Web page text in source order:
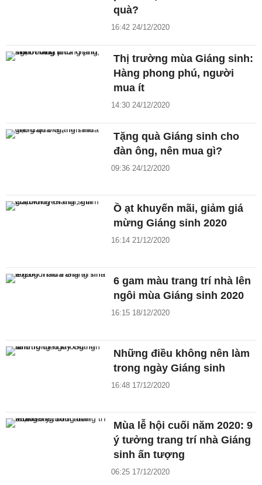
quà?
16:42 24/12/2020
Thị trường mùa Giáng sinh:
Hàng phong phú, người
mua ít
14:30 24/12/2020
Tặng quà Giáng sinh cho
đàn ông, nên mua gì?
09:36 24/12/2020
Ồ ạt khuyến mãi, giảm giá
mừng Giáng sinh 2020
16:14 21/12/2020
6 gam màu trang trí nhà lên
ngôi mùa Giáng sinh 2020
16:15 18/12/2020
Những điều không nên làm
trong ngày Giáng sinh
16:48 17/12/2020
Mùa lễ hội cuối năm 2020: 9
ý tưởng trang trí nhà Giáng
sinh ấn tượng
06:25 17/12/2020